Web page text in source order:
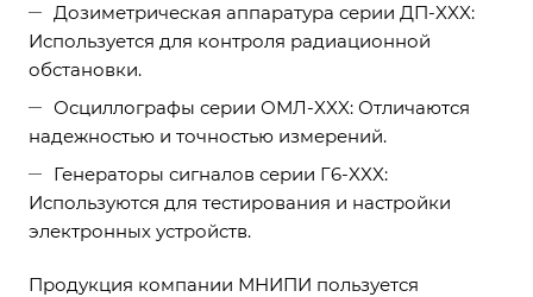
Дозиметрическая аппаратура серии ДП-XXX:
Используется для контроля радиационной
обстановки.
Осциллографы серии ОМЛ-XXX: Отличаются
надежностью и точностью измерений.
Генераторы сигналов серии Г6-XXX:
Используются для тестирования и настройки
электронных устройств.
Продукция компании МНИПИ пользуется